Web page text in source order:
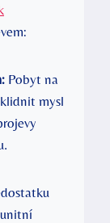
Pobyt na
mysl